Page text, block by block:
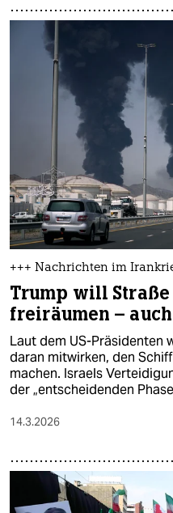
+++ Nachrichten im
Trump will
freiräumen –
Laut dem US-Präsidenten
daran mitwirken, den
machen. Israels
der „entscheidenden
14.3.2026